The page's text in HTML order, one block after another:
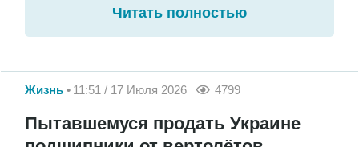
Читать полностью
Жизнь 11:51 / 17 Июля 2026 4799
Пытавшемуся продать Украине